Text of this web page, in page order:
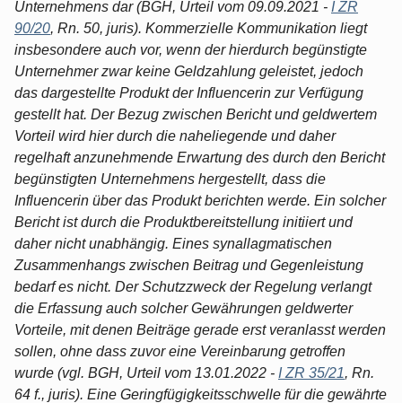
Unternehmens dar (BGH, Urteil vom 09.09.2021 - I ZR
90/20, Rn. 50, juris). Kommerzielle Kommunikation liegt
insbesondere auch vor, wenn der hierdurch begünstigte
Unternehmer zwar keine Geldzahlung geleistet, jedoch
das dargestellte Produkt der Influencerin zur Verfügung
gestellt hat. Der Bezug zwischen Bericht und geldwertem
Vorteil wird hier durch die naheliegende und daher
regelhaft anzunehmende Erwartung des durch den Bericht
begünstigten Unternehmens hergestellt, dass die
Influencerin über das Produkt berichten werde. Ein solcher
Bericht ist durch die Produktbereitstellung initiiert und
daher nicht unabhängig. Eines synallagmatischen
Zusammenhangs zwischen Beitrag und Gegenleistung
bedarf es nicht. Der Schutzzweck der Regelung verlangt
die Erfassung auch solcher Gewährungen geldwerter
Vorteile, mit denen Beiträge gerade erst veranlasst werden
sollen, ohne dass zuvor eine Vereinbarung getroffen
wurde (vgl. BGH, Urteil vom 13.01.2022 - I ZR 35/21, Rn.
64 f., juris). Eine Geringfügigkeitsschwelle für die gewährte